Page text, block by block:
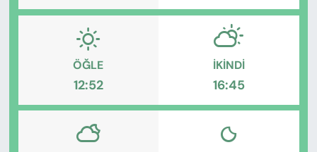
ÖĞLE
12:52
İKINDI
16:45
MAGAZİN
ÖZEL HABER
SİYASET